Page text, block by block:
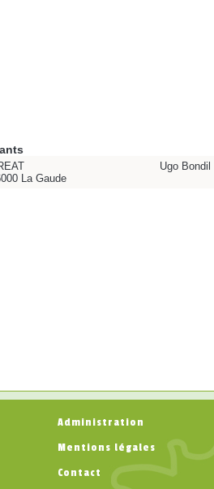
La Gaude
Ugo Bondil
Administration
Mentions légales
Contact